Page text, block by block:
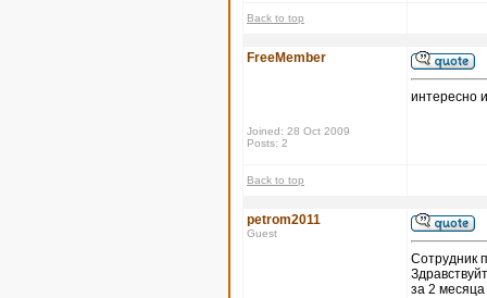
Back to top
FreeMember
Joined: 28 Oct 2009
Posts: 2
интересно
Back to top
petrom2011
Guest
Coтрудник
за 2